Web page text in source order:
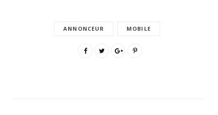
ANNONCEUR MOBILE